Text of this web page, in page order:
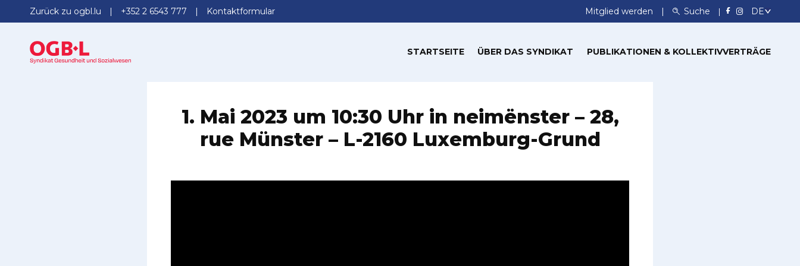
Zurück zu ogbl.lu +352 2 6543 777 Kontaktformular Mitglied werden Suche
STARTSEITE ÜBER DAS SYNDIKAT PUBLIKATIONEN & KOLLEKTIVVERTRÄGE
1. Mai 2023 um 10:30 Uhr in neimënster – 28,
rue Münster – L-2160 Luxemburg-Grund